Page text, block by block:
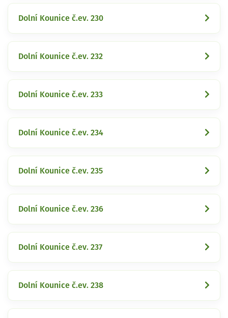
Dolní Kounice č.ev. 230
Dolní Kounice č.ev. 232
Dolní Kounice č.ev. 233
Dolní Kounice č.ev. 234
Dolní Kounice č.ev. 235
Dolní Kounice č.ev. 236
Dolní Kounice č.ev. 237
Dolní Kounice č.ev. 238